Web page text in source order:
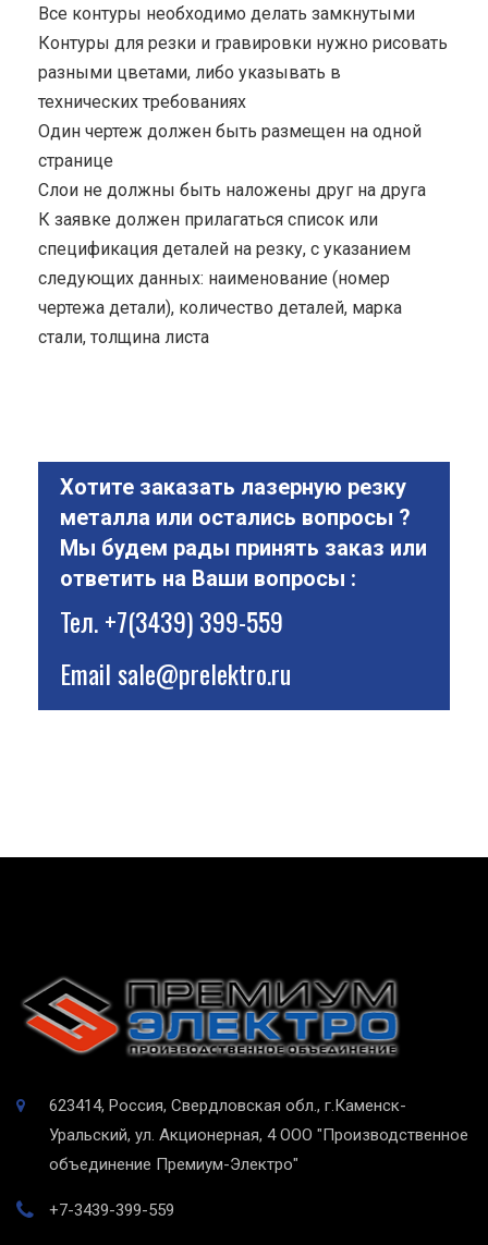
Все контуры необходимо делать замкнутыми
Контуры для резки и гравировки нужно рисовать
разными цветами, либо указывать в
технических требованиях
Один чертеж должен быть размещен на одной
странице
Cлои не должны быть наложены друг на друга
К заявке должен прилагаться список или
спецификация деталей на резку, с указанием
следующих данных: наименование (номер
чертежа детали), количество деталей, марка
стали, толщина листа
Хотите заказать лазерную резку
металла или остались вопросы ?
Мы будем рады принять заказ или
ответить на Ваши вопросы :
Тел.+7(3439) 399-559
Emailsale@prelektro.ru
623414, Россия, Свердловская обл., г.Каменск-
Уральский, ул. Акционерная, 4 ООО "Производственное
объединение Премиум-Электро"
+7-3439-399-559